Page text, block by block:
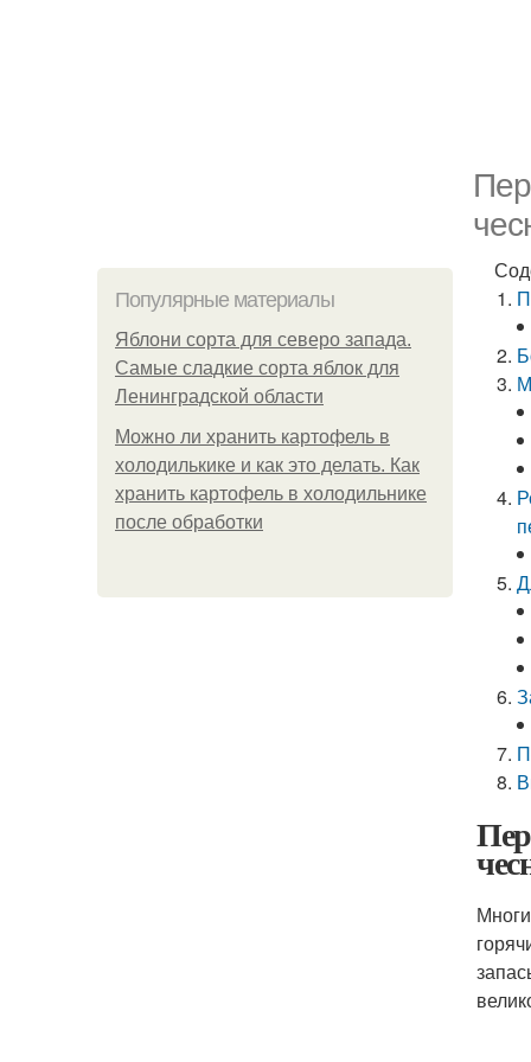
Популярные материалы
Яблони сорта для северо запада.
Самые сладкие сорта яблок для
Ленинградской области
Можно ли хранить картофель в
холодилькике и как это делать. Как
хранить картофель в холодильнике
после обработки